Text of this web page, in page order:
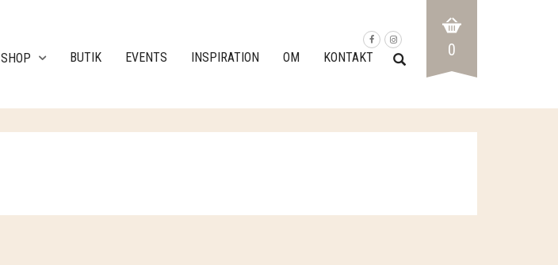
SHOP BUTIK EVENTS INSPIRATION OM KONTAKT 0